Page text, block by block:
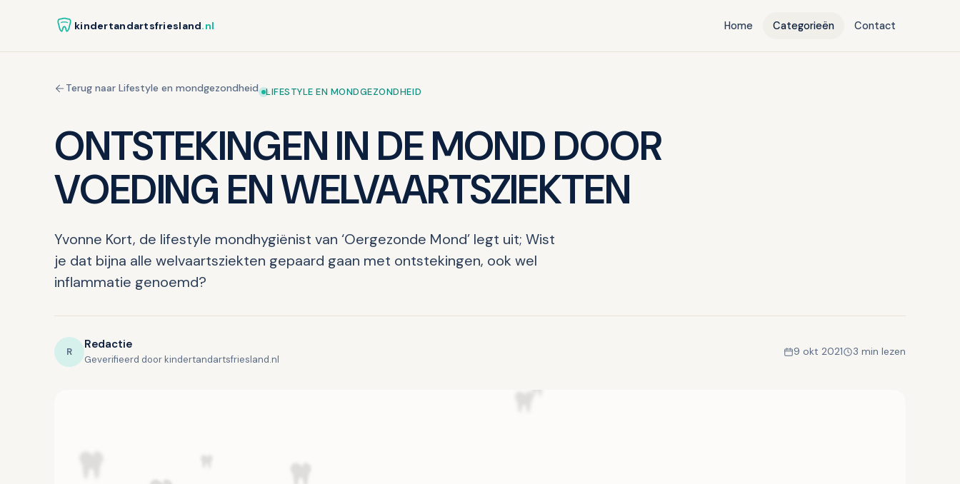
kindertandartsfriesland.nl Home Categorieën Contact
Terug naar Lifestyle en mondgezondheid LIFESTYLE EN MONDGEZONDHEID
ONTSTEKINGEN IN DE MOND DOOR
VOEDING EN WELVAARTSZIEKTEN
Yvonne Kort, de lifestyle mondhygiënist van ‘Oergezonde Mond’ legt uit; Wist
je dat bijna alle welvaartsziekten gepaard gaan met ontstekingen, ook wel
inflammatie genoemd?
R Redactie
Geverifieerd door kindertandartsfriesland.nl
9 okt 2021 3 min lezen